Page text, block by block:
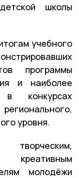
школы
учебного
программы
и наиболее
конкурсах
уровня.
молодёжи